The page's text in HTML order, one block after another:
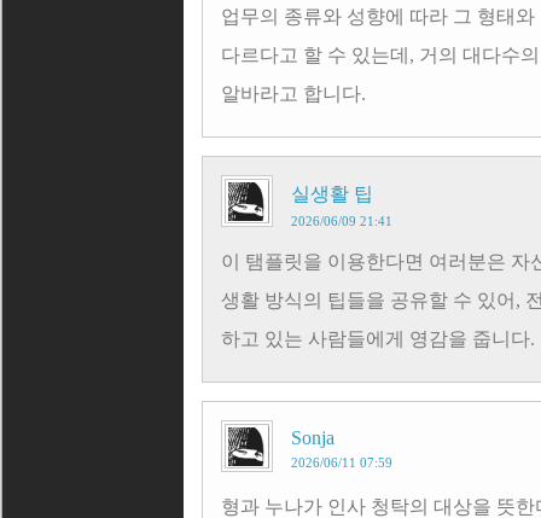
업무의 종류와 성향에 따라 그 형태와
다르다고 할 수 있는데, 거의 대다수
알바라고 합니다.
실생활 팁
2026/06/09 21:41
이 탬플릿을 이용한다면 여러분은
생활 방식의 팁들을 공유할 수 있어,
하고 있는 사람들에게 영감을 줍니다.
Sonja
2026/06/11 07:59
형과 누나가 인사 청탁의 대상을 뜻한